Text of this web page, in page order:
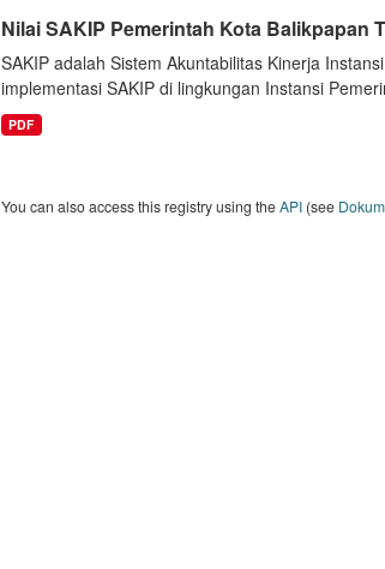
Nilai SAKIP Pemerintah Kota Balikpapan
SAKIP adalah Sistem Akuntabilitas Kinerja
implementasi SAKIP di lingkungan Instansi
PDF
You can also access this registry using theAPI(see